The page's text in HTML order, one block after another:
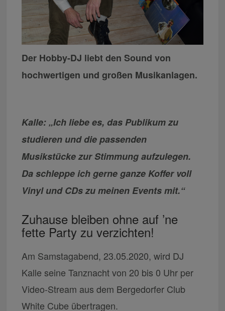
Der Hobby-DJ liebt den Sound von
hochwertigen und großen Musikanlagen.
Kalle: „Ich liebe es, das Publikum zu
studieren und die passenden
Musikstücke zur Stimmung aufzulegen.
Da schleppe ich gerne ganze Koffer voll
Vinyl und CDs zu meinen Events mit.“
Zuhause bleiben ohne auf ’ne
fette Party zu verzichten!
Am Samstagabend, 23.05.2020, wird DJ
Kalle seine Tanznacht von 20 bis 0 Uhr per
Video-Stream aus dem Bergedorfer Club
White Cube übertragen.